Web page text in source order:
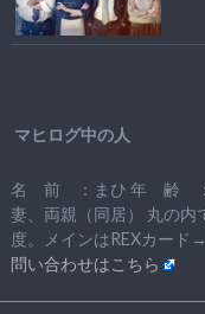
マヒログ中の人
名 前 ：まひ 年 齢 ：
妻、両親（同居） 丸の内
度。メインはREXカード
問い合わせはこちら